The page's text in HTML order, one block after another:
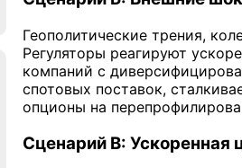
Геополитические трения,
Регуляторы реагируют
компаний с
спотовых поставок,
опционы на
Сценарий В: Ускоренная